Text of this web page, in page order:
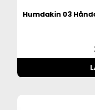
Humdakin 03